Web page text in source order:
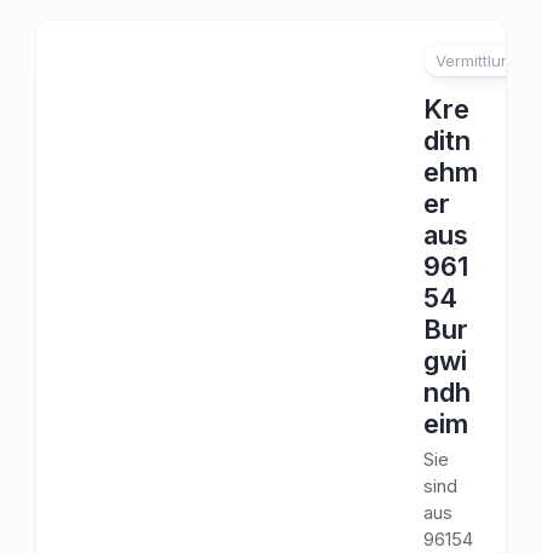
Vermittlung
Kre
ditn
ehm
er
aus
961
54
Bur
gwi
ndh
eim
Sie
sind
aus
96154